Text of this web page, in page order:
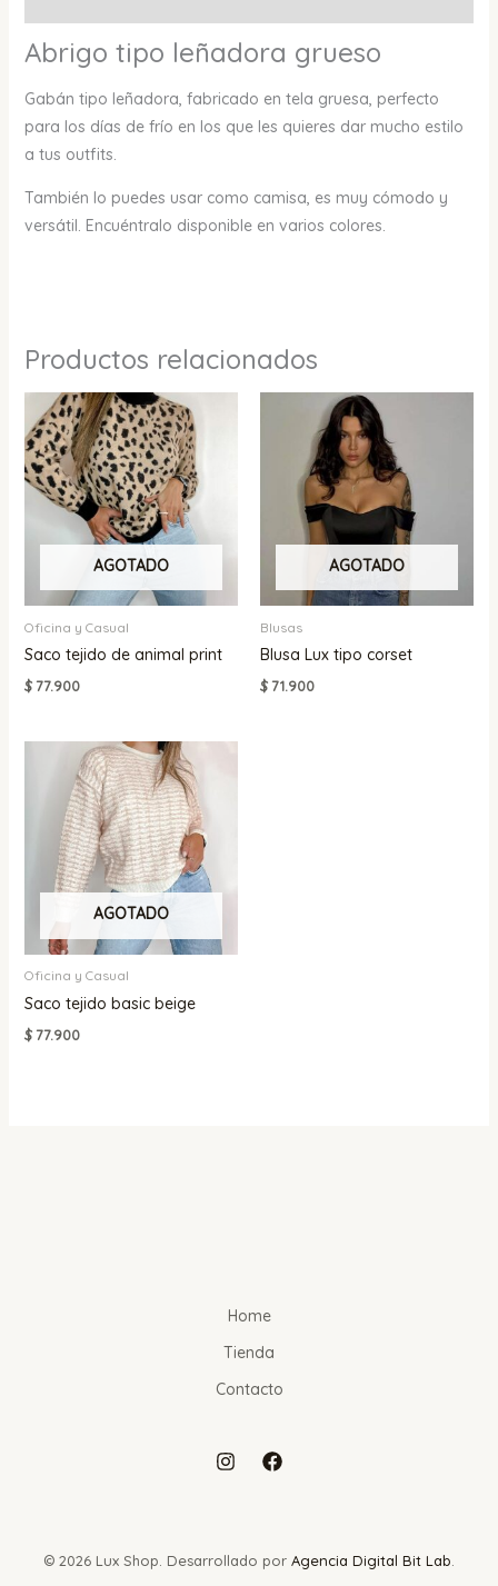
Abrigo tipo leñadora grueso
Gabán tipo leñadora, fabricado en tela gruesa, perfecto
para los días de frío en los que les quieres dar mucho estilo
a tus outfits.
También lo puedes usar como camisa, es muy cómodo y
versátil. Encuéntralo disponible en varios colores.
Productos relacionados
AGOTADO
Oficina y Casual
Saco tejido de animal print
$77.900
AGOTADO
Blusas
Blusa Lux tipo corset
$ 71.900
AGOTADO
Oficina y Casual
Saco tejido basic beige
$77.900
Home
Tienda
Contacto
© 2026 Lux Shop. Desarrollado por Agencia Digital Bit Lab.